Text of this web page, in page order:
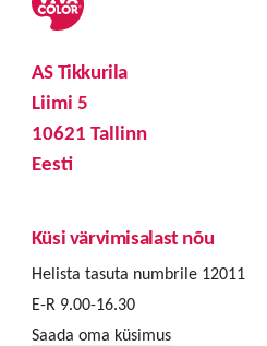
AS Tikkurila
Liimi 5
10621 Tallinn
Eesti
Küsi värvimisalast nõu
Helista tasuta numbrile 12011
E-R 9.00-16.30
Saada oma küsimus